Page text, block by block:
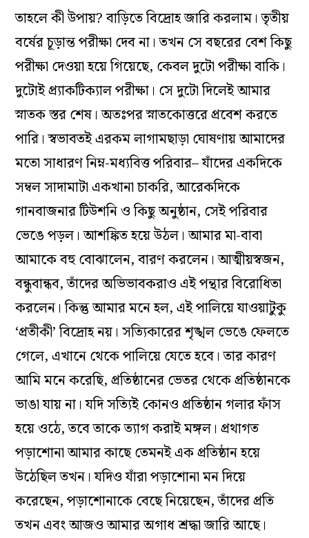
তাহলে কী উপায়? বাড়িতে বিদ্রোহ জারি করলাম। তৃতীয়
বর্ষের চূড়ান্ত পরীক্ষা দেব না। তখন সে বছরের বেশ কিছু
পরীক্ষা দেওয়া হয়ে গিয়েছে, কেবল দুটো পরীক্ষা বাকি।
দুটোই প্র্যাকটিক্যাল পরীক্ষা। সে দুটো দিলেই আমার
স্নাতক স্তর শেষ। অতঃপর স্নাতকোত্তরে প্রবেশ করতে
পারি। স্বভাবতই এরকম লাগামছাড়া ঘোষণায় আমাদের
মতো সাধারণ নিম্ন-মধ্যবিত্ত পরিবার– যাঁদের একদিকে
সম্বল সাদামাটা একখানা চাকরি, আরেকদিকে
গানবাজনার টিউশনি ও কিছু অনুষ্ঠান, সেই পরিবার
ভেঙে পড়ল। আশঙ্কিত হয়ে উঠল। আমার মা-বাবা
আমাকে বহু বোঝালেন, বারণ করলেন। আত্মীয়স্বজন,
বন্ধুবান্ধব, তাঁদের অভিভাবকরাও এই পন্থার বিরোধিতা
করলেন। কিন্তু আমার মনে হল, এই পালিয়ে যাওয়াটুকু
‘প্রতীকী’ বিদ্রোহ নয়। সত্যিকারের শৃঙ্খল ভেঙে ফেলতে
গেলে, এখানে থেকে পালিয়ে যেতে হবে। তার কারণ
আমি মনে করেছি, প্রতিষ্ঠানের ভেতর থেকে প্রতিষ্ঠানকে
ভাঙা যায় না। যদি সত্যিই কোনও প্রতিষ্ঠান গলার ফাঁস
হয়ে ওঠে, তবে তাকে ত্যাগ করাই মঙ্গল। প্রথাগত
পড়াশোনা আমার কাছে তেমনই এক প্রতিষ্ঠান হয়ে
উঠেছিল তখন। যদিও যাঁরা পড়াশোনা মন দিয়ে
করেছেন, পড়াশোনাকে বেছে নিয়েছেন, তাঁদের প্রতি
তখন এবং আজও আমার অগাধ শ্রদ্ধা জারি আছে।